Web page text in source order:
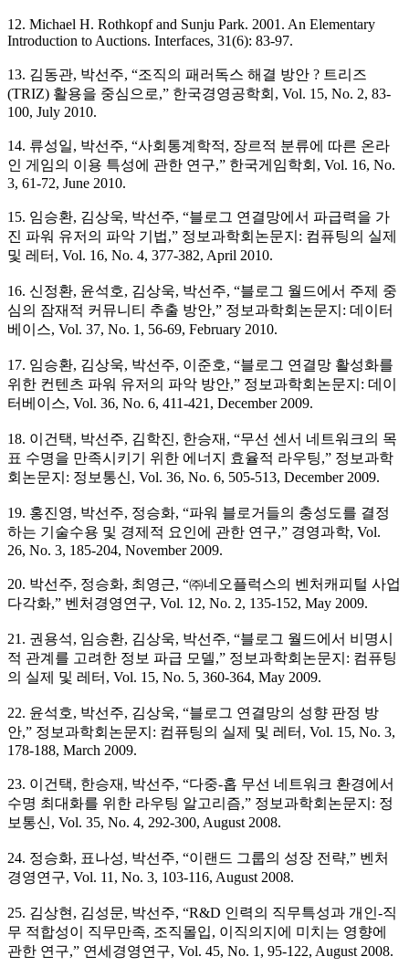
12. Michael H. Rothkopf and Sunju Park. 2001. An Elementary
Introduction to Auctions. Interfaces, 31(6): 83-97.
13. 김동관, 박선주, “조직의 패러독스 해결 방안 ? 트리즈
(TRIZ) 활용을 중심으로,” 한국경영공학회, Vol. 15, No. 2, 83-
100, July 2010.
14. 류성일, 박선주, “사회통계학적, 장르적 분류에 따른 온라
인 게임의 이용 특성에 관한 연구,” 한국게임학회, Vol. 16, No.
3, 61-72, June 2010.
15. 임승환, 김상욱, 박선주, “블로그 연결망에서 파급력을 가
진 파워 유저의 파악 기법,” 정보과학회논문지: 컴퓨팅의 실제
및 레터, Vol. 16, No. 4, 377-382, April 2010.
16. 신정환, 윤석호, 김상욱, 박선주, “블로그 월드에서 주제 중
심의 잠재적 커뮤니티 추출 방안,” 정보과학회논문지: 데이터
베이스, Vol. 37, No. 1, 56-69, February 2010.
17. 임승환, 김상욱, 박선주, 이준호, “블로그 연결망 활성화를
위한 컨텐츠 파워 유저의 파악 방안,” 정보과학회논문지: 데이
터베이스, Vol. 36, No. 6, 411-421, December 2009.
18. 이건택, 박선주, 김학진, 한승재, “무선 센서 네트워크의 목
표 수명을 만족시키기 위한 에너지 효율적 라우팅,” 정보과학
회논문지: 정보통신, Vol. 36, No. 6, 505-513, December 2009.
19. 홍진영, 박선주, 정승화, “파워 블로거들의 충성도를 결정
하는 기술수용 및 경제적 요인에 관한 연구,” 경영과학, Vol.
26, No. 3, 185-204, November 2009.
20. 박선주, 정승화, 최영근, “㈜네오플럭스의 벤처캐피털 사업
다각화,” 벤처경영연구, Vol. 12, No. 2, 135-152, May 2009.
21. 권용석, 임승환, 김상욱, 박선주, “블로그 월드에서 비명시
적 관계를 고려한 정보 파급 모델,” 정보과학회논문지: 컴퓨팅
의 실제 및 레터, Vol. 15, No. 5, 360-364, May 2009.
22. 윤석호, 박선주, 김상욱, “블로그 연결망의 성향 판정 방
안,” 정보과학회논문지: 컴퓨팅의 실제 및 레터, Vol. 15, No. 3,
178-188, March 2009.
23. 이건택, 한승재, 박선주, “다중-홉 무선 네트워크 환경에서
수명 최대화를 위한 라우팅 알고리즘,” 정보과학회논문지: 정
보통신, Vol. 35, No. 4, 292-300, August 2008.
24. 정승화, 표나성, 박선주, “이랜드 그룹의 성장 전략,” 벤처
경영연구, Vol. 11, No. 3, 103-116, August 2008.
25. 김상현, 김성문, 박선주, “R&D 인력의 직무특성과 개인-직
무 적합성이 직무만족, 조직몰입, 이직의지에 미치는 영향에
관한 연구,” 연세경영연구, Vol. 45, No. 1, 95-122, August 2008.